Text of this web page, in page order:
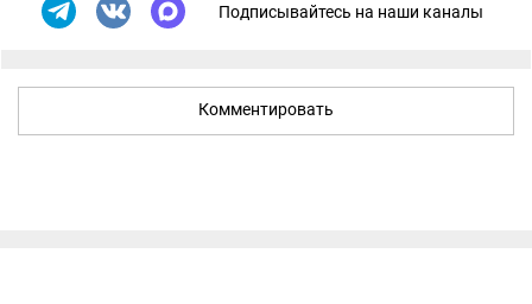
Подписывайтесь на наши каналы
Комментировать